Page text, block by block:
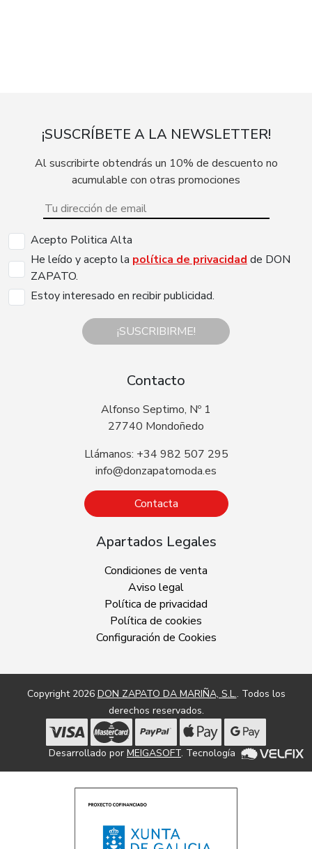
¡SUSCRÍBETE A LA NEWSLETTER!
Al suscribirte obtendrás un 10% de descuento no
acumulable con otras promociones
Acepto Politica Alta
He leído y acepto la política de privacidad de DON
ZAPATO.
Estoy interesado en recibir publicidad.
¡SUSCRIBIRME!
Contacto
Alfonso Septimo, Nº 1
27740 Mondoñedo
Llámanos: +34 982 507 295
info@donzapatomoda.es
Contacta
Apartados Legales
Condiciones de venta
Aviso legal
Política de privacidad
Política de cookies
Configuración de Cookies
Copyright 2026 DON ZAPATO DA MARIÑA, S.L.. Todos los
derechos reservados.
Desarrollado por MEIGASOFT. Tecnología